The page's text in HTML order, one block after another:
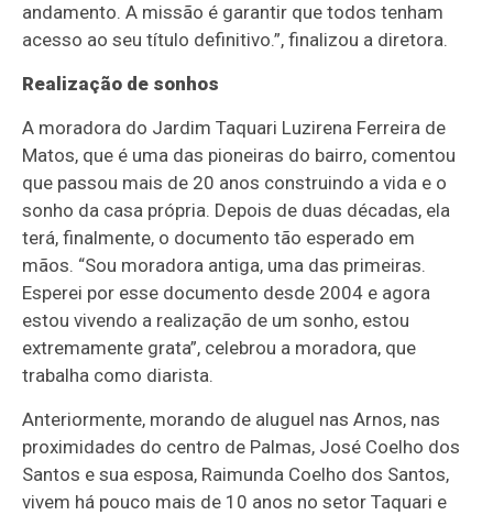
andamento. A missão é garantir que todos tenham
acesso ao seu título definitivo.”, finalizou a diretora.
Realização de sonhos
A moradora do Jardim Taquari Luzirena Ferreira de
Matos, que é uma das pioneiras do bairro, comentou
que passou mais de 20 anos construindo a vida e o
sonho da casa própria. Depois de duas décadas, ela
terá, finalmente, o documento tão esperado em
mãos. “Sou moradora antiga, uma das primeiras.
Esperei por esse documento desde 2004 e agora
estou vivendo a realização de um sonho, estou
extremamente grata”, celebrou a moradora, que
trabalha como diarista.
Anteriormente, morando de aluguel nas Arnos, nas
proximidades do centro de Palmas, José Coelho dos
Santos e sua esposa, Raimunda Coelho dos Santos,
vivem há pouco mais de 10 anos no setor Taquari e